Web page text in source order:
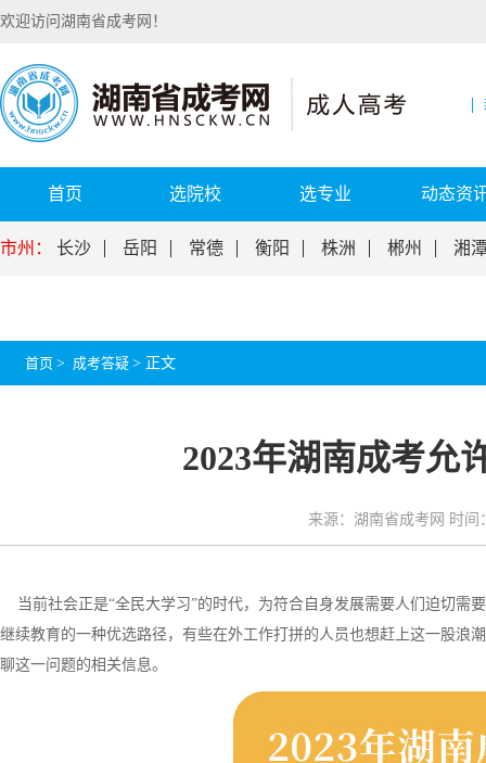
欢迎访问湖南省成考网！
首页 选院校 选专业 动态资
市州： 长沙 岳阳 常德 衡阳 株洲 郴州 湘
首页 > 成考答疑 > 正文
2023年湖南成考允
来源：湖南省成考网 时间
当前社会正是“全民大学习”的时代，为符合自身发展需要人们迫切需
继续教育的一种优选路径，有些在外工作打拼的人员也想赶上这一股浪
聊这一问题的相关信息。